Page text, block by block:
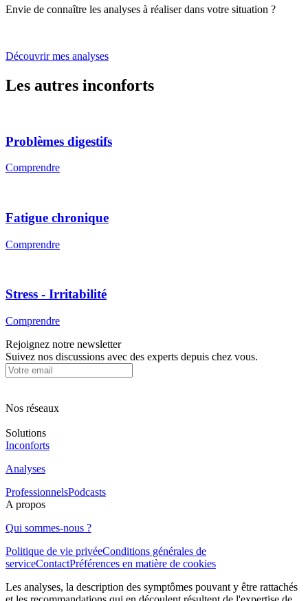
Envie de connaître les analyses à réaliser dans votre situation ?
Découvrir mes analyses
Les autres inconforts
Problèmes digestifs
Comprendre
Fatigue chronique
Comprendre
Stress - Irritabilité
Comprendre
Rejoignez notre newsletter
Suivez nos discussions avec des experts depuis chez vous.
Nos réseaux
Solutions
Inconforts
Analyses
ProfessionnelsPodcasts
A propos
Qui sommes-nous ?
Politique de vie privéeConditions générales de
serviceContactPréférences en matière de cookies
Les analyses, la description des symptômes pouvant y être rattachés